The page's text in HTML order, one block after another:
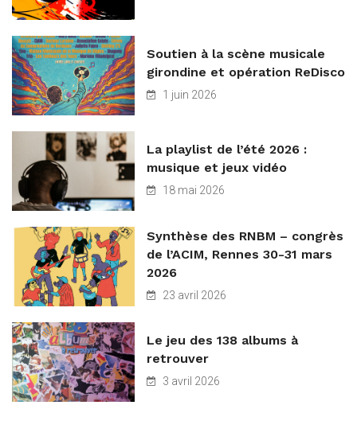
Soutien à la scène musicale
girondine et opération ReDisco
1 juin 2026
La playlist de l’été 2026 :
musique et jeux vidéo
18 mai 2026
Synthèse des RNBM – congrès
de l’ACIM, Rennes 30-31 mars
2026
23 avril 2026
Le jeu des 138 albums à
retrouver
3 avril 2026